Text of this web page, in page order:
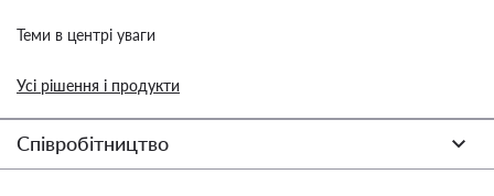
Теми в центрі уваги
Усі рішення і продукти
Співробітництво